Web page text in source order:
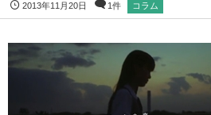
2013年11月20日 1件 コラム